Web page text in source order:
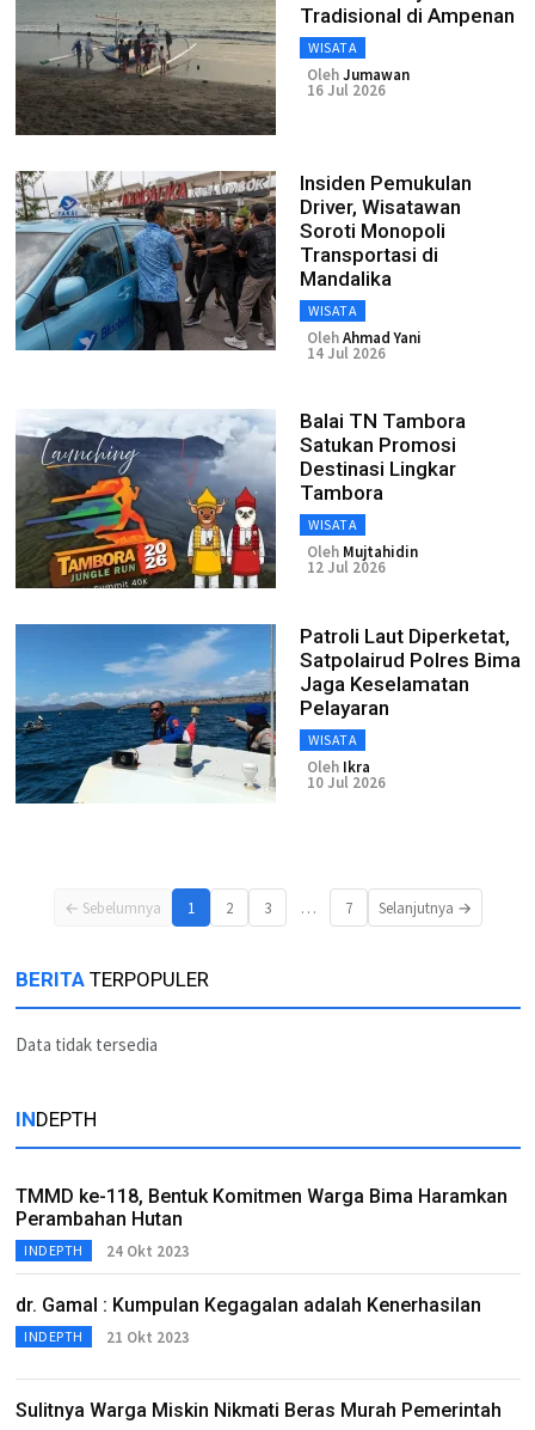
Tradisional di Ampenan
WISATA
OlehJumawan
16 Jul 2026
Insiden Pemukulan
Driver, Wisatawan
Soroti Monopoli
Transportasi di
Mandalika
WISATA
OlehAhmad Yani
14 Jul 2026
Balai TN Tambora
Satukan Promosi
Destinasi Lingkar
Tambora
WISATA
Oleh Mujtahidin
12 Jul 2026
Patroli Laut Diperketat,
Satpolairud Polres Bima
Jaga Keselamatan
Pelayaran
WISATA
Oleh Ikra
10 Jul 2026
← Sebelumnya 1 2 3 … 7 Selanjutnya →
BERITA TERPOPULER
Data tidak tersedia
INDEPTH
TMMD ke-118, Bentuk Komitmen Warga Bima Haramkan
Perambahan Hutan
INDEPTH 24 Okt 2023
dr. Gamal : Kumpulan Kegagalan adalah Kenerhasilan
INDEPTH 21 Okt 2023
Sulitnya Warga Miskin Nikmati Beras Murah Pemerintah